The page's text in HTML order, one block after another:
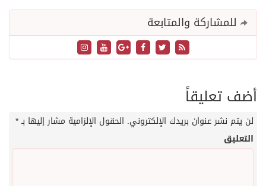
للمشاركة والمتابعة
أضف تعليقاً
لن يتم نشر عنوان بريدك الإلكتروني. الحقول الإلزامية مشار إليها بـ*
التعليق